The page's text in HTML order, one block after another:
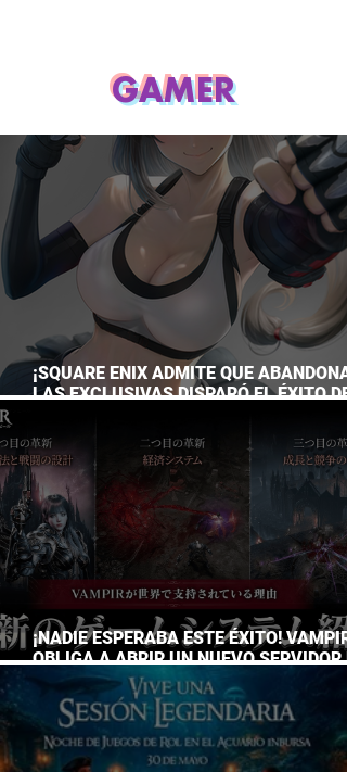
GAMER
¡SQUARE ENIX ADMITE QUE
LAS EXCLUSIVAS DISPARÓ EL ÉXITO DE
¡NADIE ESPERABA ESTE ÉXITO! VAMPIR
OBLIGA A ABRIR UN NUEVO SERVIDOR
JAPÓN A SOLO DOS DÍAS DE SU
LANZAMIENTO